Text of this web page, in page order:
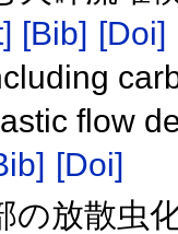
[Bib] [Doi]
flow
[Doi]
の放散虫